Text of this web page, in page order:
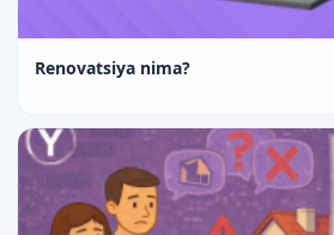
Renovatsiya nima?